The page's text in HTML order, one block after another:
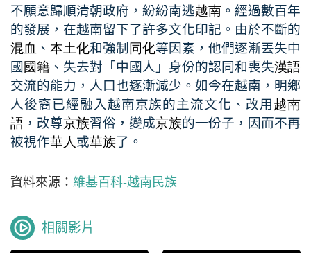
不願意歸順清朝政府，紛紛南逃越南 。經過數百年
的發展，在越南留下了許多文化印記。由於不斷的
混血 、 本土化和強制 同化等因素，他們逐漸丟失中
國 國籍 、失去對「中國人」身份的認同和喪失漢語
交流的能力，人口也逐漸減少。如今在越南，明鄉
人後裔已經融入越南京族的主流文化、改用 越南
語 ，改尊京族習俗，變成京族的一份子，因而不再
被視作華人 或華族了。
資料來源： 維基百科-越南民族
相關影片